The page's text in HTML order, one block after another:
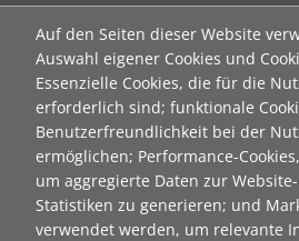
Auf den Seiten dieser Website
Auswahl eigener Cookies und
Essenzielle Cookies, die für die
erforderlich sind; funktionale
Benutzerfreundlichkeit bei der
ermöglichen; Performance-
um aggregierte Daten zur
Statistiken zu generieren; und
verwendet werden, um relevante
Anrede
Titel
Vorname